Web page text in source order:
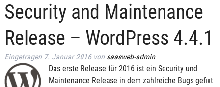
Security and Maintenance
Release – WordPress 4.4.1
Eingetragen 7. Januar 2016 von saasweb-admin
Das erste Release für 2016 ist ein Security und
Maintenance Release in dem zahlreiche Bugs gefixt